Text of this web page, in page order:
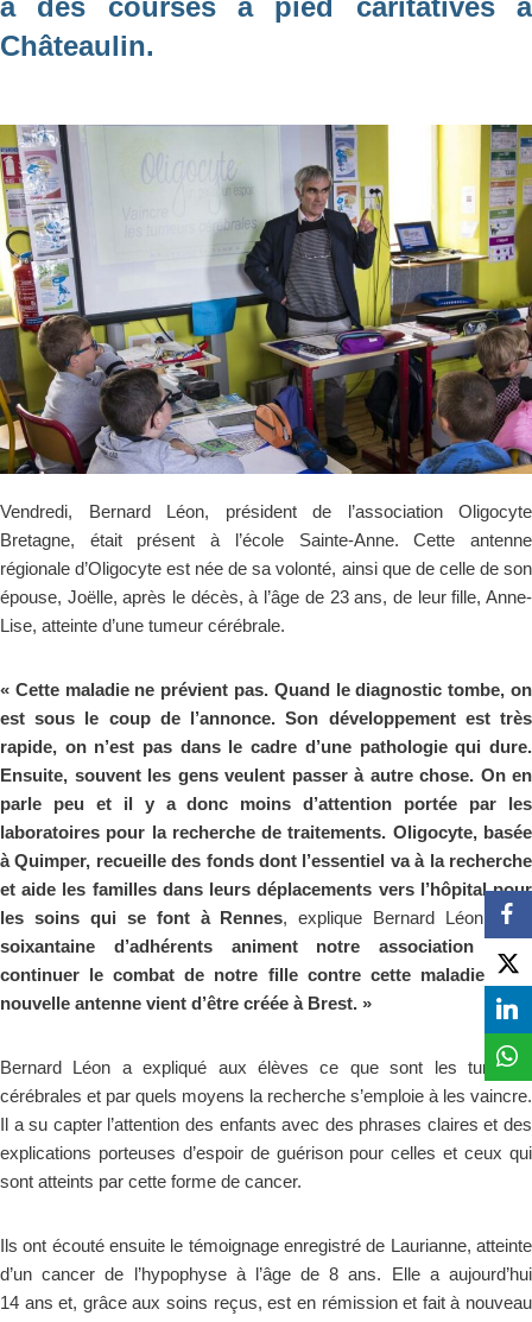
Châteaulin.
Vendredi, Bernard Léon, président de l’association Oligocyte
Bretagne, était présent à l’école Sainte-Anne. Cette antenne
régionale d’Oligocyte est née de sa volonté, ainsi que de celle de son
épouse, Joëlle, après le décès, à l’âge de 23 ans, de leur fille, Anne-
Lise, atteinte d’une tumeur cérébrale.
« Cette maladie ne prévient pas. Quand le diagnostic tombe, on
est sous le coup de l’annonce. Son développement est très
rapide, on n’est pas dans le cadre d’une pathologie qui dure.
Ensuite, souvent les gens veulent passer à autre chose. On en
parle peu et il y a donc moins d’attention portée par les
laboratoires pour la recherche de traitements. Oligocyte, basée
à Quimper, recueille des fonds dont l’essentiel va à la recherche
et aide les familles dans leurs déplacements vers l’hôpital pour
les soins qui se font à Rennes, explique Bernard Léon.
Une
soixantaine d’adhérents animent notre association pour
continuer le combat de notre fille contre cette maladie. Une
nouvelle antenne vient d’être créée à Brest. »
Bernard Léon a expliqué aux élèves ce que sont les tumeurs
cérébrales et par quels moyens la recherche s’emploie à les vaincre.
Il a su capter l’attention des enfants avec des phrases claires et des
explications porteuses d’espoir de guérison pour celles et ceux qui
sont atteints par cette forme de cancer.
Ils ont écouté ensuite le témoignage enregistré de Laurianne, atteinte
d’un cancer de l’hypophyse à l’âge de 8 ans. Elle a aujourd’hui
14 ans et, grâce aux soins reçus, est en rémission et fait à nouveau